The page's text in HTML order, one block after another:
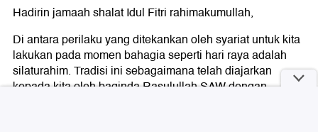
Hadirin jamaah shalat Idul Fitri rahimakumullah,
Di antara perilaku yang ditekankan oleh syariat untuk kita
lakukan pada momen bahagia seperti hari raya adalah
silaturahim. Tradisi ini sebagaimana telah diajarkan
kepada kita oleh baginda Rasulullah SAW dengan